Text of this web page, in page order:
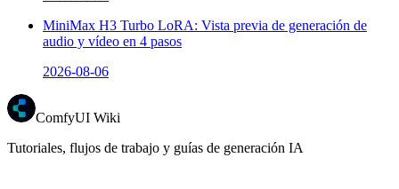
MiniMax H3 Turbo LoRA: Vista previa de generación de
audio y vídeo en 4 pasos
2026-08-06
ComfyUI Wiki
Tutoriales, flujos de trabajo y guías de generación IA